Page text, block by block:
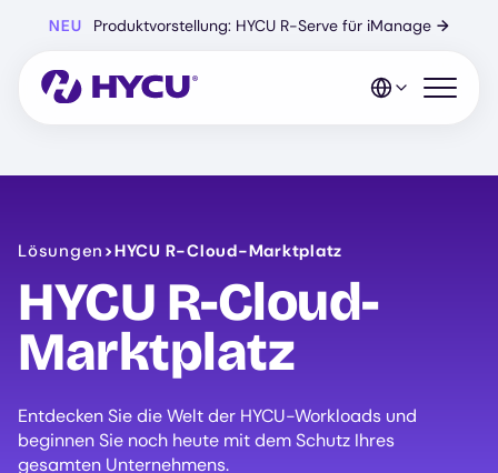
Hauptinhalt
NEU Produktvorstellung: HYCU R-Serve für iManage →
Mobiles
Lösungen >HYCU R-Cloud-Marktplatz
HYCU R-Cloud-
Marktplatz
Entdecken Sie die Welt der HYCU-Workloads und
beginnen Sie noch heute mit dem Schutz Ihres
gesamten Unternehmens.